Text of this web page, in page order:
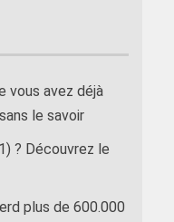
vous avez déjà
le savoir
? Découvrez le
plus de 600.000